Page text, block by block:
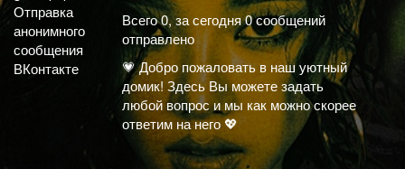
Всего 0, за сегодня 0 сообщений
отправлено
💗 Добро пожаловать в наш уютный
домик! Здесь Вы можете задать
любой вопрос и мы как можно скорее
ответим на него 💖